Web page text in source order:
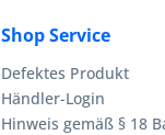
Shop Service
Defektes Produkt
Händler-Login
Hinweis gemäß § 18